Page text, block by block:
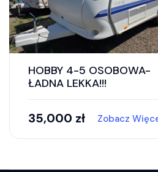
HOBBY 4-5 OSOBOWA-
ŁADNA LEKKA!!!
35,000 zł Zobacz